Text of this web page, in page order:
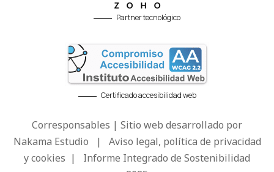
Partner tecnológico
Certificado accesibilidad web
Corresponsables | Sitio web desarrollado por
Nakama Estudio | Aviso legal, política de privacidad
y cookies | Informe Integrado de Sostenibilidad